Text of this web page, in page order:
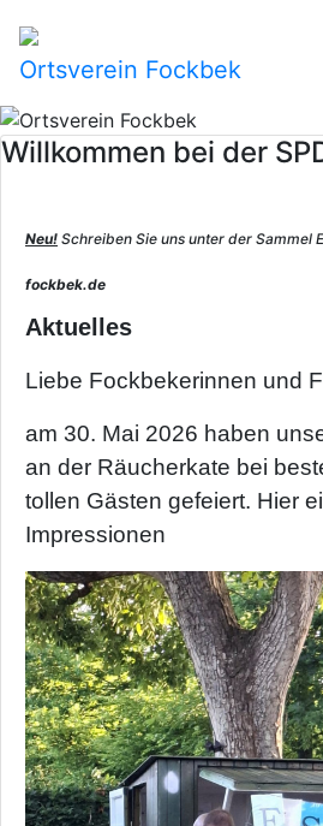
Ortsverein Fockbek
Willkommen bei der
Neu! Schreiben Sie uns unter der Sammel
fockbek.de
Aktuelles
Liebe Fockbekerinnen und
am 30. Mai 2026 haben
an der Räucherkate bei
tollen Gästen gefeiert. Hier
Impressionen